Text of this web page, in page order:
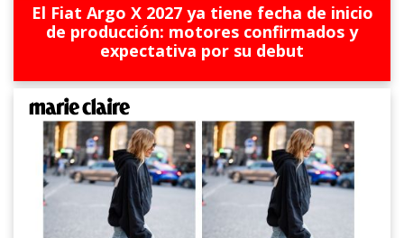
El Fiat Argo X 2027 ya tiene fecha de inicio
de producción: motores confirmados y
expectativa por su debut